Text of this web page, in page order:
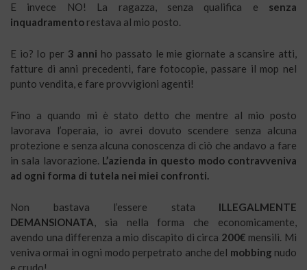
E invece NO! La ragazza, senza qualifica e senza
inquadramento restava al mio posto.
E io? Io per 3 anni ho passato le mie giornate a scansire atti,
fatture di anni precedenti, fare fotocopie, passare il mop nel
punto vendita, e fare provvigioni agenti!
Fino a quando mi è stato detto che mentre al mio posto
lavorava l’operaia, io avrei dovuto scendere senza alcuna
protezione e senza alcuna conoscenza di ciò che andavo a fare
in sala lavorazione. L’azienda in questo modo contravveniva
ad ogni forma di tutela nei miei confronti.
Non bastava l’essere stata ILLEGALMENTE
DEMANSIONATA, sia nella forma che economicamente,
avendo una differenza a mio discapito di circa 200€ mensili. Mi
veniva ormai in ogni modo perpetrato anche del mobbing nudo